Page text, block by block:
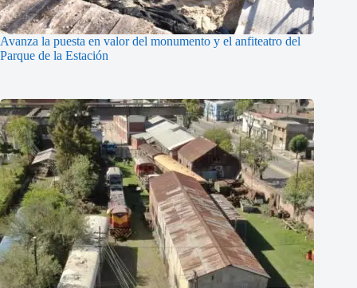
Avanza la puesta en valor del monumento y el anfiteatro del
Parque de la Estación